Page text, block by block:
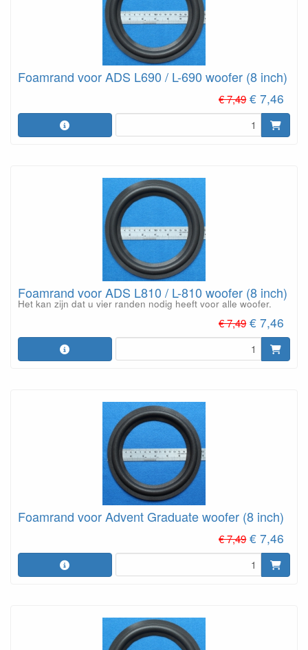
Foamrand voor ADS L690 / L-690 woofer (8 inch)
€ 7,49 € 7,46
Foamrand voor ADS L810 / L-810 woofer (8 inch)
Het kan zijn dat u vier randen nodig heeft voor alle woofer.
€ 7,49 € 7,46
Foamrand voor Advent Graduate woofer (8 inch)
€ 7,49 € 7,46